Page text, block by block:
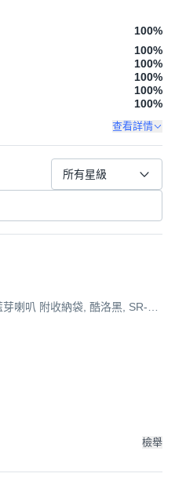
100%
100%
100%
100%
100%
100%
查看詳情
所有星級
喇叭 附收納袋, 酷洛黑, SR-
檢舉